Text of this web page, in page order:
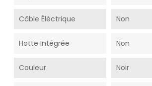
Câble Éléctrique Non
Hotte Intégrée Non
Couleur Noir